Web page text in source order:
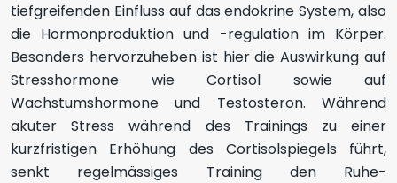
tiefgreifenden Einfluss auf das endokrine System, also
die Hormonproduktion und -regulation im Körper.
Besonders hervorzuheben ist hier die Auswirkung auf
Stresshormone wie Cortisol sowie auf
Wachstumshormone und Testosteron. Während
akuter Stress während des Trainings zu einer
kurzfristigen Erhöhung des Cortisolspiegels führt,
senkt regelmässiges Training den Ruhe-